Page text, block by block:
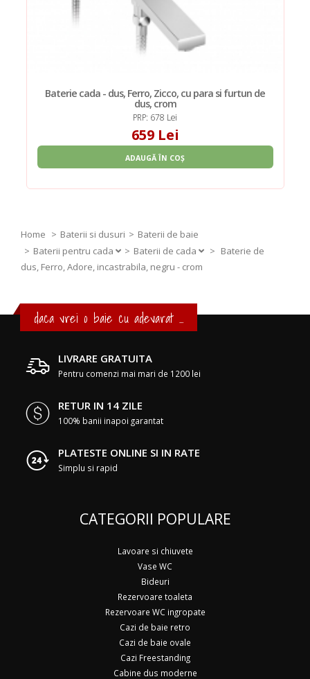
Baterie cada - dus, Ferro, Zicco, cu para si furtun de
dus, crom
PRP: 678 Lei
659 Lei
ADAUGĂ ÎN COȘ
Home Baterii si dusuri
Baterii de baie
Baterii pentru cada
Baterii de cada > Baterie de
dus, Ferro, Adore, incastrabila, negru - crom
daca vrei o baie cu adevarat ...
LIVRARE GRATUITA
Pentru comenzi mai mari de 1200 lei
RETUR IN 14 ZILE
100% banii inapoi garantat
PLATESTE ONLINE SI IN RATE
Simplu si rapid
CATEGORII POPULARE
Lavoare si chiuvete
Vase WC
Bideuri
Rezervoare toaleta
Rezervoare WC ingropate
Cazi de baie retro
Cazi de baie ovale
Cazi Freestanding
Cabine dus moderne